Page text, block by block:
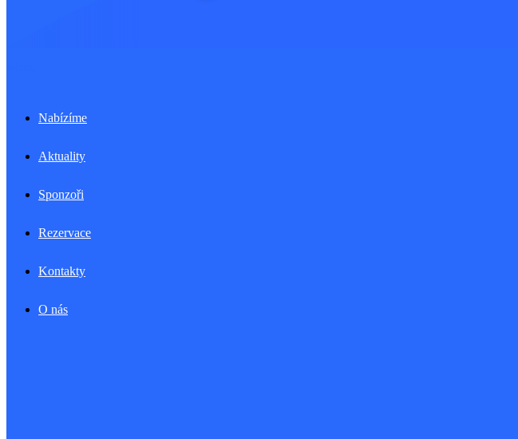
Nabízíme
Aktuality
Sponzoři
Rezervace
Kontakty
O nás